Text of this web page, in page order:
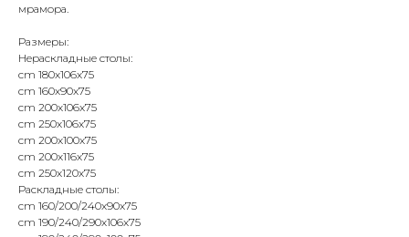
мрамора.
Размеры:
Нераскладные столы:
cm 180x106x75
cm 160x90x75
cm 200x106x75
cm 250x106x75
cm 200x100x75
cm 200x116x75
cm 250x120x75
Раскладные столы:
cm 160/200/240x90x75
cm 190/240/290x106x75